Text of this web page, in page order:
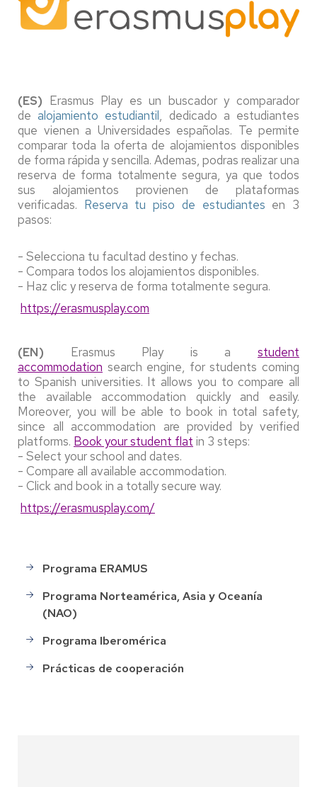
(ES) Erasmus Play es un buscador y comparador
dealojamiento estudiantil, dedicado a estudiantes
que vienen a Universidades españolas. Te permite
comparar toda la oferta de alojamientos disponibles
de forma rápida y sencilla. Ademas, podras realizar una
reserva de forma totalmente segura, ya que todos
sus alojamientos provienen de plataformas
verificadas. Reserva tu piso de estudiantes en 3
pasos:
- Selecciona tu facultad destino y fechas.
- Compara todos los alojamientos disponibles.
- Haz clic y reserva de forma totalmente segura.
https://erasmusplay.com
(EN) Erasmus Play is a
student
accommodation search engine, for students coming
to Spanish universities. It allows you to compare all
the available accommodation quickly and easily.
Moreover, you will be able to book in total safety,
since all accommodation are provided by verified
platforms. Book your student flat in 3 steps:
- Select your school and dates.
- Compare all available accommodation.
- Click and book in a totally secure way.
https://erasmusplay.com/
Programas
movilidad
Programa ERAMUS
Programa Norteamérica, Asia y Oceanía
(NAO)
Programa Iberomérica
Prácticas de cooperación